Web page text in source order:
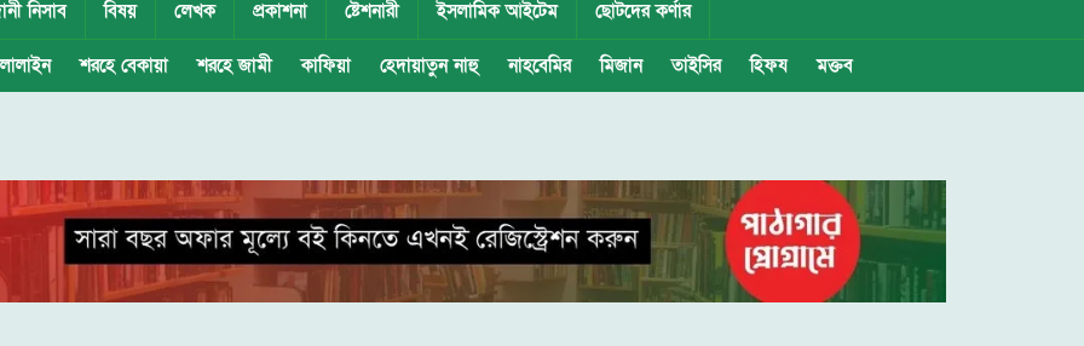
নিসাব বিষয় লেখক প্রকাশনা ষ্টেশনারী ইসলামিক আইটেম ছোটদের কর্ণার
শরহে বেকায়া শরহে জামী কাফিয়া হেদায়াতুন নাহু নাহবেমির মিজান তাইসির হিফয মক্তব